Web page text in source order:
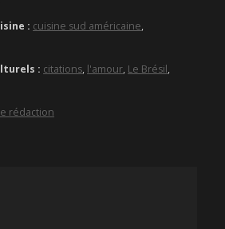
: cuisine sud américaine,
: citations, l'amour, Le Brésil,
rédaction